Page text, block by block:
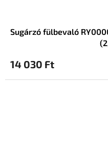
Sugárzó fülbevaló
14 030 Ft